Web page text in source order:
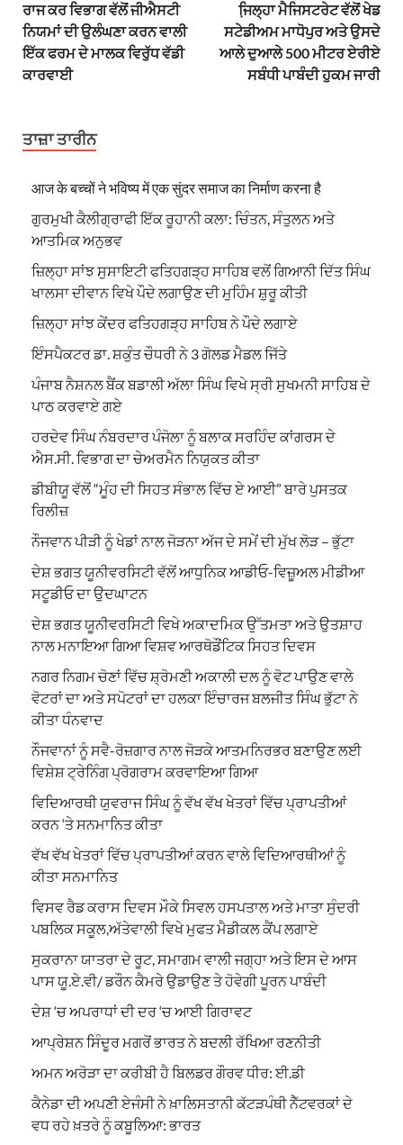
ਰਾਜ ਕਰ ਵਿਭਾਗ ਵੱਲੋਂ ਜੀਐਸਟੀ
ਨਿਯਮਾਂ ਦੀ ਉਲੰਘਣਾ ਕਰਨ ਵਾਲੀ
ਇੱਕ ਫਰਮ ਦੇ ਮਾਲਕ ਵਿਰੁੱਧ ਵੱਡੀ
ਕਾਰਵਾਈ
ਜਿ਼ਲ੍ਹਾ ਮੈਜਿਸਟਰੇਟ ਵੱਲੋਂ ਖੇਡ
ਸਟੇਡੀਅਮ ਮਾਧੋਪੁਰ ਅਤੇ ਉਸਦੇ
ਆਲੇ ਦੁਆਲੇ 500 ਮੀਟਰ ਏਰੀਏ
ਸਬੰਧੀ ਪਾਬੰਦੀ ਹੁਕਮ ਜਾਰੀ
ਤਾਜ਼ਾ ਤਾਰੀਨ
आज के बच्चों ने भविष्य में एक सुंदर समाज का निर्माण करना है
ਗੁਰਮੁਖੀ ਕੈਲੀਗ੍ਰਾਫੀ ਇੱਕ ਰੂਹਾਨੀ ਕਲਾ: ਚਿੰਤਨ, ਸੰਤੁਲਨ ਅਤੇ
ਆਤਮਿਕ ਅਨੁਭਵ
ਜ਼ਿਲ੍ਹਾ ਸਾਂਝ ਸੁਸਾਇਟੀ ਫਤਿਹਗੜ੍ਹ ਸਾਹਿਬ ਵਲੋਂ ਗਿਆਨੀ ਦਿੱਤ ਸਿੰਘ
ਖਾਲਸਾ ਦੀਵਾਨ ਵਿਖੇ ਪੌਦੇ ਲਗਾਉਣ ਦੀ ਮੁਹਿੰਮ ਸ਼ੁਰੂ ਕੀਤੀ
ਜ਼ਿਲ੍ਹਾ ਸਾਂਝ ਕੇਂਦਰ ਫਤਿਹਗੜ੍ਹ ਸਾਹਿਬ ਨੇ ਪੌਦੇ ਲਗਾਏ
ਇੰਸਪੈਕਟਰ ਡਾ. ਸ਼ਕੁੰਤ ਚੌਧਰੀ ਨੇ 3 ਗੋਲਡ ਮੈਡਲ ਜਿੱਤੇ
ਪੰਜਾਬ ਨੈਸ਼ਨਲ ਬੈਂਕ ਬਡਾਲੀ ਅੱਲਾ ਸਿੰਘ ਵਿਖੇ ਸ੍ਰੀ ਸੁਖਮਨੀ ਸਾਹਿਬ ਦੇ
ਪਾਠ ਕਰਵਾਏ ਗਏ
ਹਰਦੇਵ ਸਿੰਘ ਨੰਬਰਦਾਰ ਪੰਜੋਲਾ ਨੂੰ ਬਲਾਕ ਸਰਹਿੰਦ ਕਾਂਗਰਸ ਦੇ
ਐਸ.ਸੀ. ਵਿਭਾਗ ਦਾ ਚੇਅਰਮੈਨ ਨਿਯੁਕਤ ਕੀਤਾ
ਡੀਬੀਯੂ ਵੱਲੋਂ “ਮੂੰਹ ਦੀ ਸਿਹਤ ਸੰਭਾਲ ਵਿੱਚ ਏ ਆਈ” ਬਾਰੇ ਪੁਸਤਕ
ਰਿਲੀਜ਼
ਨੌਜਵਾਨ ਪੀੜੀ ਨੂੰ ਖੇਡਾਂ ਨਾਲ ਜੋੜਨਾ ਅੱਜ ਦੇ ਸਮੇਂ ਦੀ ਮੁੱਖ ਲੋੜ – ਭੁੱਟਾ
ਦੇਸ਼ ਭਗਤ ਯੂਨੀਵਰਸਿਟੀ ਵੱਲੋਂ ਆਧੁਨਿਕ ਆਡੀਓ-ਵਿਜ਼ੂਅਲ ਮੀਡੀਆ
ਸਟੂਡੀਓ ਦਾ ਉਦਘਾਟਨ
ਦੇਸ਼ ਭਗਤ ਯੂਨੀਵਰਸਿਟੀ ਵਿਖੇ ਅਕਾਦਮਿਕ ਉੱਤਮਤਾ ਅਤੇ ਉਤਸ਼ਾਹ
ਨਾਲ ਮਨਾਇਆ ਗਿਆ ਵਿਸ਼ਵ ਆਰਥੋਡੌਂਟਿਕ ਸਿਹਤ ਦਿਵਸ
ਨਗਰ ਨਿਗਮ ਚੋਣਾਂ ਵਿੱਚ ਸ਼੍ਰੋਮਣੀ ਅਕਾਲੀ ਦਲ ਨੂੰ ਵੋਟ ਪਾਉਣ ਵਾਲੇ
ਵੋਟਰਾਂ ਦਾ ਅਤੇ ਸਪੋਟਰਾਂ ਦਾ ਹਲਕਾ ਇੰਚਾਰਜ ਬਲਜੀਤ ਸਿੰਘ ਭੁੱਟਾ ਨੇ
ਕੀਤਾ ਧੰਨਵਾਦ
ਨੌਜਵਾਨਾਂ ਨੂੰ ਸਵੈ-ਰੋਜ਼ਗਾਰ ਨਾਲ ਜੋੜਕੇ ਆਤਮਨਿਰਭਰ ਬਣਾਉਣ ਲਈ
ਵਿਸ਼ੇਸ਼ ਟ੍ਰੇਨਿੰਗ ਪ੍ਰੋਗਰਾਮ ਕਰਵਾਇਆ ਗਿਆ
ਵਿਦਿਆਰਥੀ ਯੁਵਰਾਜ ਸਿੰਘ ਨੂੰ ਵੱਖ ਵੱਖ ਖੇਤਰਾਂ ਵਿੱਚ ਪ੍ਰਾਪਤੀਆਂ
ਕਰਨ ‘ਤੇ ਸਨਮਾਨਿਤ ਕੀਤਾ
ਵੱਖ ਵੱਖ ਖੇਤਰਾਂ ਵਿੱਚ ਪ੍ਰਾਪਤੀਆਂ ਕਰਨ ਵਾਲੇ ਵਿਦਿਆਰਥੀਆਂ ਨੂੰ
ਕੀਤਾ ਸਨਮਾਨਿਤ
ਵਿਸਵ ਰੈਡ ਕਰਾਸ ਦਿਵਸ ਮੌਕੇ ਸਿਵਲ ਹਸਪਤਾਲ ਅਤੇ ਮਾਤਾ ਸੁੰਦਰੀ
ਪਬਲਿਕ ਸਕੂਲ,ਅੱਤੇਵਾਲੀ ਵਿਖੇ ਮੁਫਤ ਮੈਡੀਕਲ ਕੈਂਪ ਲਗਾਏ
ਸੁਕਰਾਨਾ ਯਾਤਰਾ ਦੇ ਰੂਟ, ਸਮਾਗਮ ਵਾਲੀ ਜਗ੍ਹਾ ਅਤੇ ਇਸ ਦੇ ਆਸ
ਪਾਸ ਯੂ.ਏ.ਵੀ/ ਡਰੌਨ ਕੈਮਰੇ ਉਡਾਉਣ ਤੇ ਹੋਵੇਗੀ ਪੂਰਨ ਪਾਬੰਦੀ
ਦੇਸ਼ ‘ਚ ਅਪਰਾਧਾਂ ਦੀ ਦਰ ‘ਚ ਆਈ ਗਿਰਾਵਟ
ਆਪ੍ਰੇਸ਼ਨ ਸਿੰਦੂਰ ਮਗਰੋਂ ਭਾਰਤ ਨੇ ਬਦਲੀ ਰੱਖਿਆ ਰਣਨੀਤੀ
ਅਮਨ ਅਰੋੜਾ ਦਾ ਕਰੀਬੀ ਹੈ ਬਿਲਡਰ ਗੌਰਵ ਧੀਰ: ਈ.ਡੀ
ਕੈਨੇਡਾ ਦੀ ਅਪਣੀ ਏਜੰਸੀ ਨੇ ਖ਼ਾਲਿਸਤਾਨੀ ਕੱਟੜਪੰਥੀ ਨੈੱਟਵਰਕਾਂ ਦੇ
ਵਧ ਰਹੇ ਖ਼ਤਰੇ ਨੂੰ ਕਬੂਲਿਆ: ਭਾਰਤ